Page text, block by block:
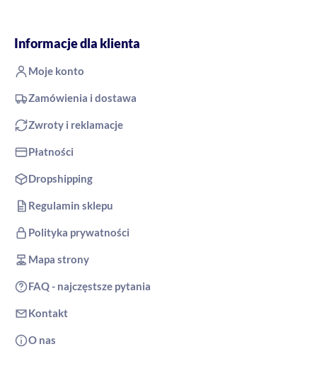
Informacje dla klienta
Moje konto
Zamówienia i dostawa
Zwroty i reklamacje
Płatności
Dropshipping
Regulamin sklepu
Polityka prywatności
Mapa strony
FAQ - najczęstsze pytania
Kontakt
O nas